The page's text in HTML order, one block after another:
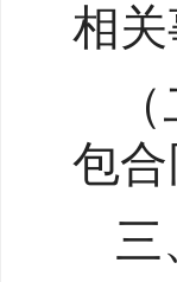
相
包
三